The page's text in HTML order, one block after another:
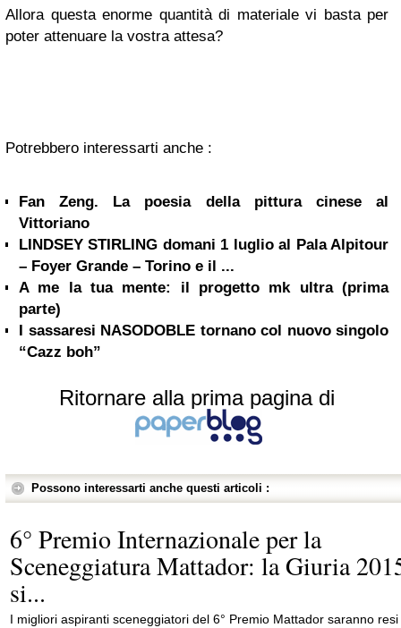
Allora questa enorme quantità di materiale vi basta per
poter attenuare la vostra attesa?
Potrebbero interessarti anche :
Fan Zeng. La poesia della pittura cinese al
Vittoriano
LINDSEY STIRLING domani 1 luglio al Pala Alpitour
– Foyer Grande – Torino e il ...
A me la tua mente: il progetto mk ultra (prima
parte)
I sassaresi NASODOBLE tornano col nuovo singolo
“Cazz boh”
Ritornare alla prima pagina di
Possono interessarti anche questi articoli :
6° Premio Internazionale per la
Sceneggiatura Mattador: la Giuria
si...
I migliori aspiranti sceneggiatori del 6° Premio Mattador saranno resi